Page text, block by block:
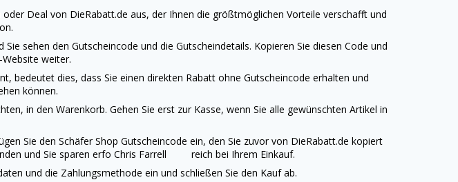
oder Deal von DieRabatt.de aus, der Ihnen die größtmöglichen Vorteile verschafft und
Sie sehen den Gutscheincode und die Gutscheindetails. Kopieren Sie diesen Code und
-Website weiter.
bedeutet dies, dass Sie einen direkten Rabatt ohne Gutscheincode erhalten und
können.
in den Warenkorb. Gehen Sie erst zur Kasse, wenn Sie alle gewünschten Artikel in
Sie denSchäfer ShopGutscheincode ein, den Sie zuvor von DieRabatt.de kopiert
und Sie sparen erfo Chris Farrell reich bei Ihrem Einkauf.
und die Zahlungsmethode ein und schließen Sie den Kauf ab.